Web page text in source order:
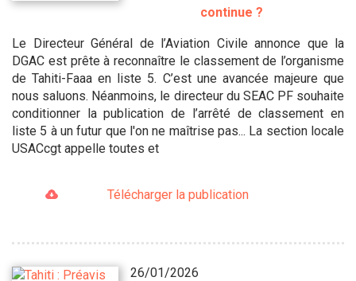
continue ?
Le Directeur Général de l’Aviation Civile annonce que la
DGAC est prête à reconnaître le classement de l’organisme
de Tahiti-Faaa en liste 5. C’est une avancée majeure que
nous saluons. Néanmoins, le directeur du SEAC PF souhaite
conditionner la publication de l’arrêté de classement en
liste 5 à un futur que l'on ne maîtrise pas... La section locale
USACcgt appelle toutes et
Télécharger la publication
26/01/2026